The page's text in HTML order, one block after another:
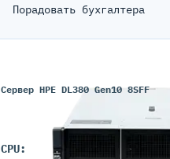
Порадовать бухгалтера
Сервер HPE DL380 Gen10 8SFF
CPU: